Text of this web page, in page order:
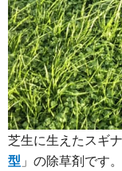
芝生に生えたスギ
型 」の除草剤です。